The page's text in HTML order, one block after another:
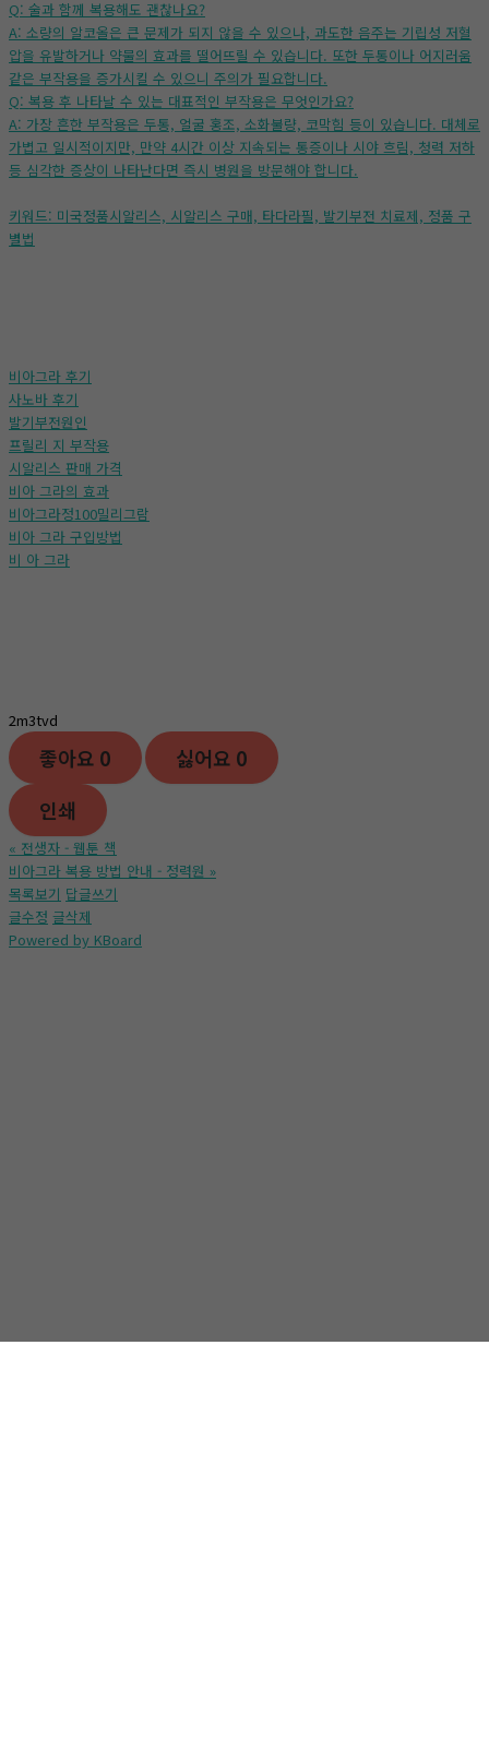
Q: 술과 함께 복용해도 괜찮나요?
A: 소량의 알코올은 큰 문제가 되지 않을 수 있으나, 과도한 음주는 기립성 저혈
압을 유발하거나 약물의 효과를 떨어뜨릴 수 있습니다. 또한 두통이나 어지러움
같은 부작용을 증가시킬 수 있으니 주의가 필요합니다.
Q: 복용 후 나타날 수 있는 대표적인 부작용은 무엇인가요?
A: 가장 흔한 부작용은 두통, 얼굴 홍조, 소화불량, 코막힘 등이 있습니다. 대체로
가볍고 일시적이지만, 만약 4시간 이상 지속되는 통증이나 시야 흐림, 청력 저하
등 심각한 증상이 나타난다면 즉시 병원을 방문해야 합니다.
키워드: 미국정품시알리스, 시알리스 구매, 타다라필, 발기부전 치료제, 정품 구
별법
비아그라 후기
사노바 후기
발기부전원인
프릴리 지 부작용
시알리스 판매 가격
비아 그라의 효과
비아그라정100밀리그람
비아 그라 구입방법
비 아 그라
2m3tvd
좋아요 0 싫어요 0
인쇄
« 전생자 - 웹툰 책
비아그라 복용 방법 안내 - 정력원 »
목록보기 답글쓰기
글수정 글삭제
Powered by KBoard